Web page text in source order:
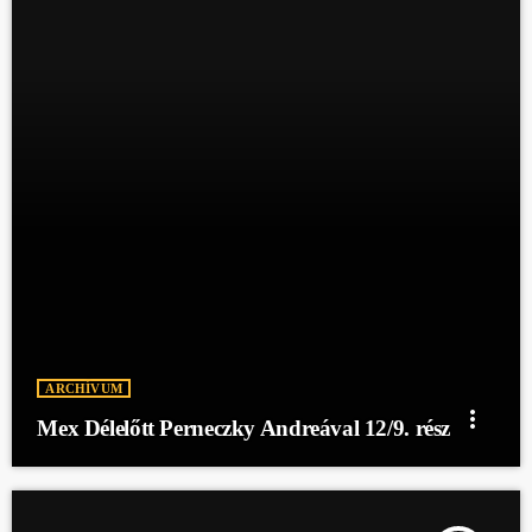
ARCHÍVUM
Mex Délelőtt Perneczky Andreával 12/9. rész more_vert